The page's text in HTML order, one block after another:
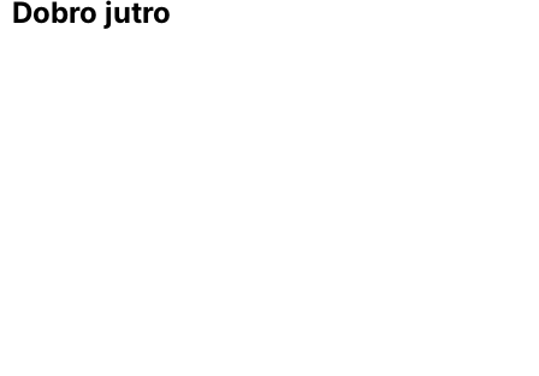
Dobro jutro